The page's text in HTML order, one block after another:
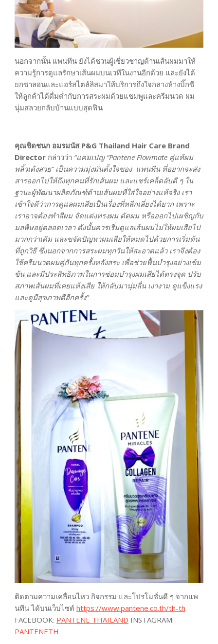
นอกจากนั้น แพนทีน ยังได้ชวนผู้เชี่ยวชาญด้านเส้นผมมาให้
ความรู้การดูแลรักษาเส้นผมบนเวทีในงานอีกด้วย และยังได้
ยกซาลอนและแฮร์สไตล์ลิสมาให้บริการถึงใจกลางห้างบิ๊กซี
ให้ลูกค้าได้ดื่มด่ำกับการสระผมด้วยแชมพูและครีมนวด ผม
นุ่มสลวยกลับบ้านแบบสุดฟิน
คุณชิดชนก อมรมนัส P&G Thailand Hair Care Brand
Director กล่าวว่า “แคมเปญ “Pantene Flowmate คู่แท้ผม
พลิ้วเด้งสวย” เป็นความมุ่งมั่นตั้งใจของ แพนทีน ที่อยากจะส่ง
สารออกไปให้ถึงทุกคนที่รักเส้นผม และแชร์เคล็ดลับดี ๆ ใน
ฐานะผู้พัฒนาผลิตภัณฑ์ด้านเส้นผมที่ใส่ใจอย่างแท้จริง เรา
เข้าใจดีว่าการดูแลผมเสียเป็นเรื่องที่หลีกเลี่ยงได้ยาก เพราะ
เราอาจต้องทำสีผม จัดแต่งทรงผม ดัดผม หรือออกไปเผชิญกับ
มลพิษอยู่ตลอดเวลา ดังนั้นควรเริ่มดูแลเส้นผมไม่ให้ผมเสียไป
มากกว่าเดิม และขจัดปัญหาผมเสียให้หมดไปด้วยการเริ่มต้น
ที่ถูกวิธี ซึ่งนอกจากการสระผมทุกวันให้สะอาดแล้ว เราจึงต้อง
ใช้ครีมนวดผมคู่กันทุกครั้งหลังสระ เพื่อช่วยฟื้นบำรุงอย่างเข้ม
ข้น และมีประสิทธิภาพในการซ่อมบำรุงผมเสียได้ตรงจุด ปรับ
สภาพเส้นผมที่เคยแห้งเสีย ให้กลับมานุ่มลื่น เงางาม ดูแข็งแรง
และดูมีสุขภาพดีอีกครั้ง”
ติดตามความเคลื่อนไหว กิจกรรม และโปรโมชั่นดี ๆ จากแพ
นทีน ได้บนเว็บไซต์ https://www.pantene.co.th/th-th
FACEBOOK: PANTENE THAILAND INSTAGRAM:
PANTENETH